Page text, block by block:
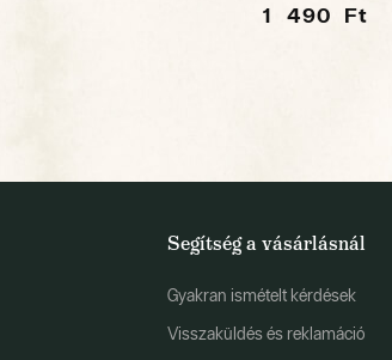
1 490 Ft
Segítség a vásárlásnál
Gyakran ismételt kérdések
Visszaküldés és reklamáció